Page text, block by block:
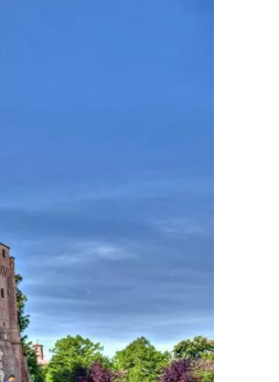
di aprile 2026 a
e dintorni
31, 2026